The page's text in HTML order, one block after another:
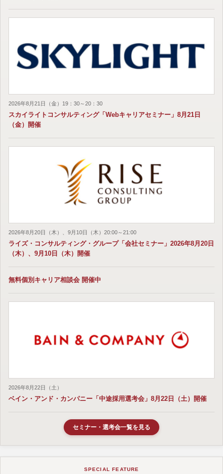
2026年8月21日（金）19：30～20：30
スカイライトコンサルティング「Webキャリアセミナー」8月21日
（金）開催
2026年8月20日（木）、9月10日（木）20:00～21:00
ライズ・コンサルティング・グループ「会社セミナー」2026年8月20日
（木）、9月10日（木）開催
無料個別キャリア相談会 開催中
2026年8月22日（土）
ベイン・アンド・カンパニー「中途採用選考会」8月22日（土）開催
セミナー・選考会一覧を見る
SPECIAL FEATURE